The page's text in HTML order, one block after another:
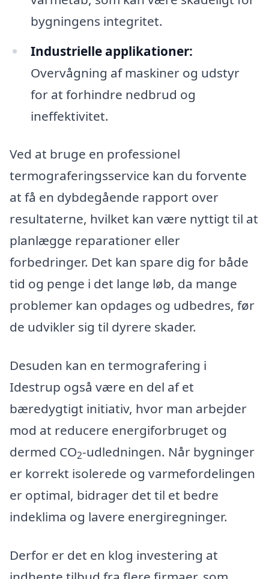
bygningens integritet.
Industrielle applikationer:
Overvågning af maskiner og udstyr
for at forhindre nedbrud og
ineffektivitet.
Ved at bruge en professionel
termograferingsservice kan du forvente
at få en dybdegående rapport over
resultaterne, hvilket kan være nyttigt til at
planlægge reparationer eller
forbedringer. Det kan spare dig for både
tid og penge i det lange løb, da mange
problemer kan opdages og udbedres, før
de udvikler sig til dyrere skader.
Desuden kan en termografering i
Idestrup også være en del af et
bæredygtigt initiativ, hvor man arbejder
mod at reducere energiforbruget og
dermed CO2-udledningen. Når bygninger
er korrekt isolerede og varmefordelingen
er optimal, bidrager det til et bedre
indeklima og lavere energiregninger.
Derfor er det en klog investering at